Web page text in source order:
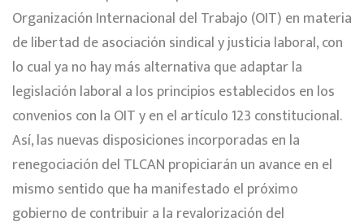
Organización Internacional del Trabajo (OIT) en materia
de libertad de asociación sindical y justicia laboral, con
lo cual ya no hay más alternativa que adaptar la
legislación laboral a los principios establecidos en los
convenios con la OIT y en el artículo 123 constitucional.
Así, las nuevas disposiciones incorporadas en la
renegociación del TLCAN propiciarán un avance en el
mismo sentido que ha manifestado el próximo
gobierno de contribuir a la revalorización del